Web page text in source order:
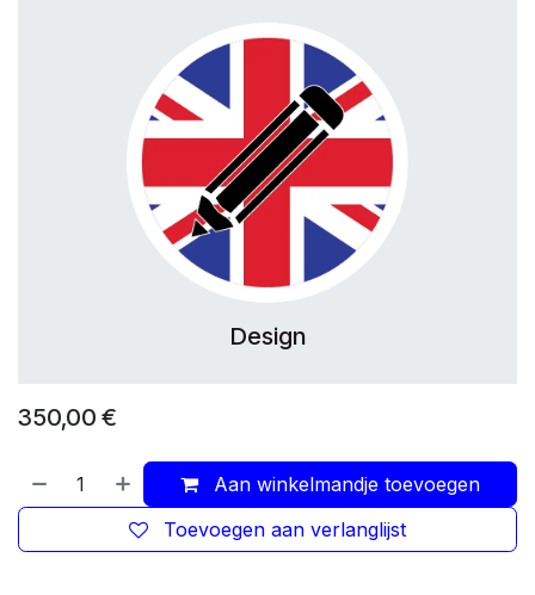
Design
350,00 €
Aan winkelmandje toevoegen
Toevoegen aan verlanglijst